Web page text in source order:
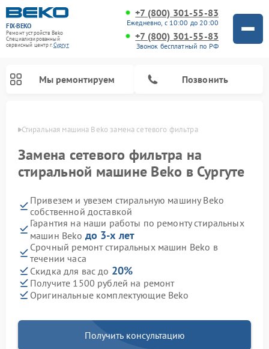
FIX-BEKO
Ремонт устройств Beko
Специализированный
cервисный центр г.Сургут
+7 (800) 301-55-83
Ежедневно, с 10:00 до 20:00
+7 (800) 301-55-83
Звонок бесплатный по РФ
Мы ремонтируем Позвонить
Стиральная машина Beko замена сетевого фильтра
Замена сетевого фильтра на
стиральной машине Beko в Сургуте
Привезем и увезем стиральную машину Beko
собственной доставкой
Гарантия на наши работы по ремонту стиральных
машин Beko до 3-х лет
Срочный ремонт стиральных машин Beko в
течении часа
Скидка для вас до 20%
Получите 1500 рублей на ремонт
Оригинальные комплектующие Beko
Получить консультацию